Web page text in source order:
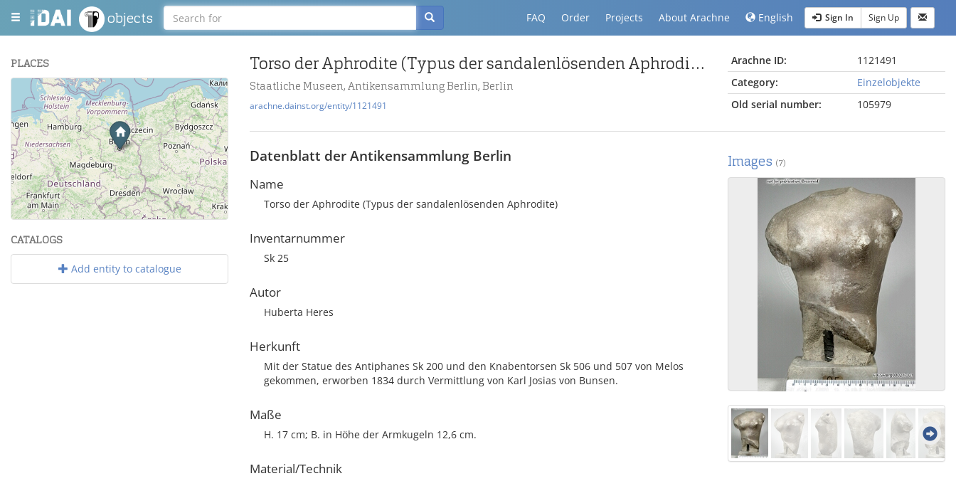
objects FAQ Order Projects About Arachne English Sign In Sign Up
PLACES
+
−
Leaflet| Maps and Data ©OpenStreetMap.
CATALOGS
Add entity to catalogue
Torso der Aphrodite (Typus der sandalenlösenden Aphrodite)
Staatliche Museen, Antikensammlung Berlin, Berlin
arachne.dainst.org/entity/1121491
Arachne ID:
1121491
Category:
Einzelobjekte
Old serial number:
105979
Datenblatt der Antikensammlung Berlin
Name
Torso der Aphrodite (Typus der sandalenlösenden Aphrodite)
Inventarnummer
Sk 25
Autor
Huberta Heres
Herkunft
Mit der Statue des Antiphanes Sk 200 und den Knabentorsen Sk 506 und 507 von Melos
gekommen, erworben 1834 durch Vermittlung von Karl Josias von Bunsen.
Maße
H. 17 cm; B. in Höhe der Armkugeln 12,6 cm.
Material/Technik
Images (7)